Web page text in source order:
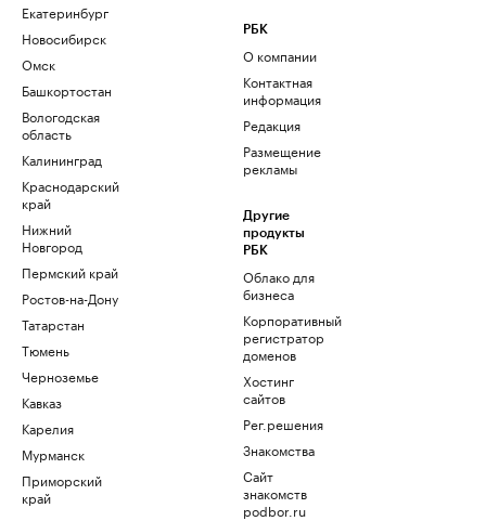
Екатеринбург
Новосибирск
Омск
Башкортостан
Вологодская
область
Калининград
Краснодарский
край
Нижний
Новгород
Пермский край
Ростов-на-Дону
Татарстан
Тюмень
Черноземье
Кавказ
Карелия
Мурманск
Приморский
край
РБК
О компании
Контактная
информация
Редакция
Размещение
рекламы
Другие
продукты
РБК
Облако для
бизнеса
Корпоративный
регистратор
доменов
Хостинг
сайтов
Рег.решения
Знакомства
Сайт
знакомств
podbor.ru